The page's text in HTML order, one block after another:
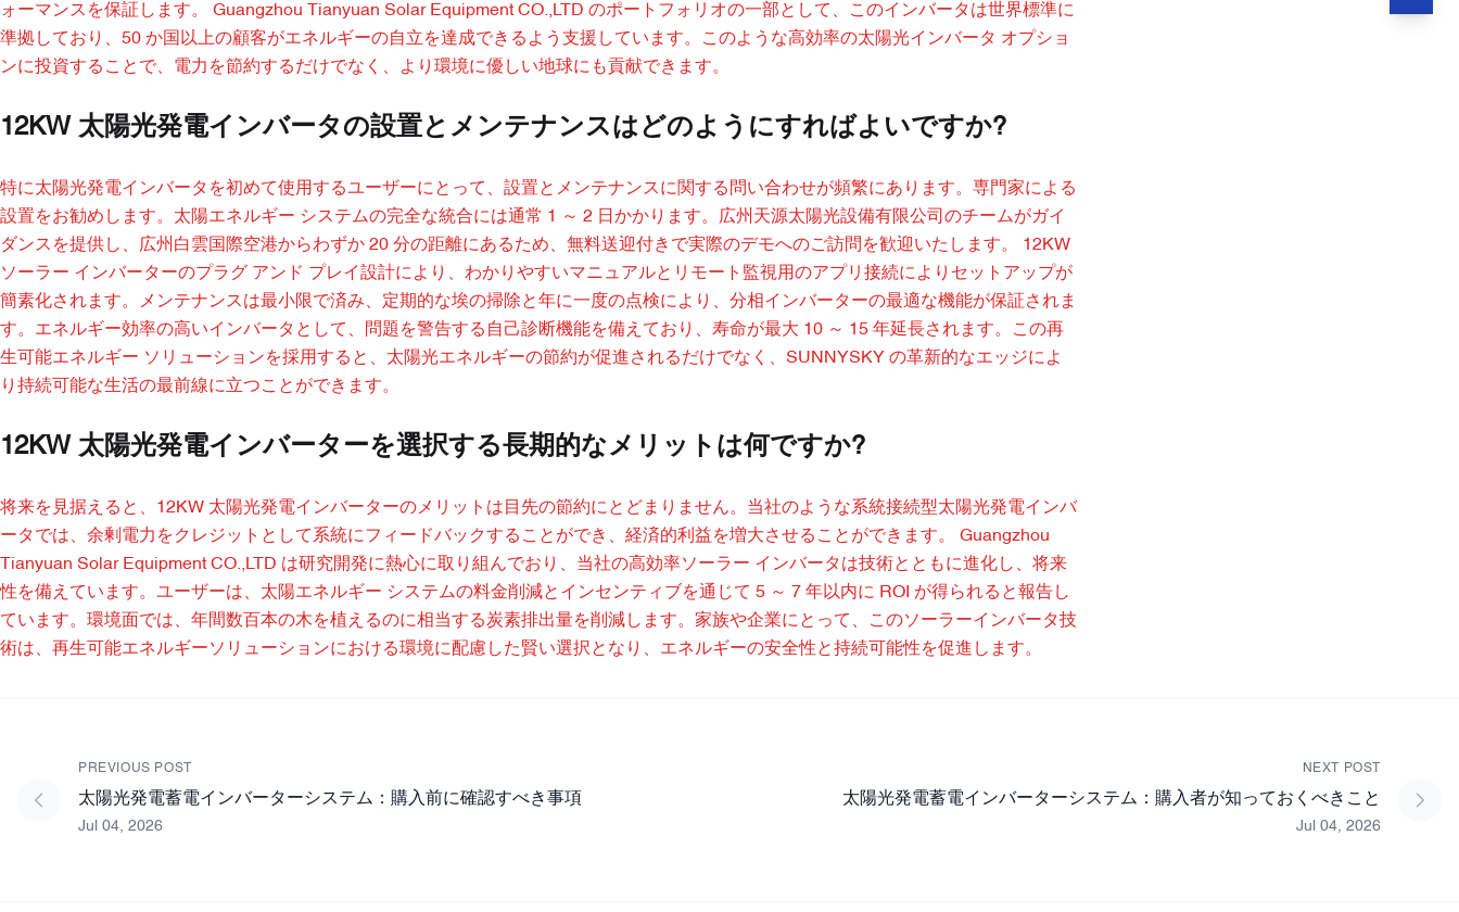
ォーマンスを保証します。 Guangzhou Tianyuan Solar Equipment CO.,LTD のポートフォリオの一部として、このインバータは世界標準に
準拠しており、50 か国以上の顧客がエネルギーの自立を達成できるよう支援しています。このような高効率の太陽光インバータ オプショ
ンに投資することで、電力を節約するだけでなく、より環境に優しい地球にも貢献できます。
12KW 太陽光発電インバータの設置とメンテナンスはどのようにすればよいですか?
特に太陽光発電インバータを初めて使用するユーザーにとって、設置とメンテナンスに関する問い合わせが頻繁にあります。専門家による
設置をお勧めします。太陽エネルギー システムの完全な統合には通常 1 ～ 2 日かかります。広州天源太陽光設備有限公司のチームがガイ
ダンスを提供し、広州白雲国際空港からわずか 20 分の距離にあるため、無料送迎付きで実際のデモへのご訪問を歓迎いたします。 12KW
ソーラー インバーターのプラグ アンド プレイ設計により、わかりやすいマニュアルとリモート監視用のアプリ接続によりセットアップが
簡素化されます。メンテナンスは最小限で済み、定期的な埃の掃除と年に一度の点検により、分相インバーターの最適な機能が保証されま
す。エネルギー効率の高いインバータとして、問題を警告する自己診断機能を備えており、寿命が最大 10 ～ 15 年延長されます。この再
生可能エネルギー ソリューションを採用すると、太陽光エネルギーの節約が促進されるだけでなく、SUNNYSKY の革新的なエッジによ
り持続可能な生活の最前線に立つことができます。
12KW 太陽光発電インバーターを選択する長期的なメリットは何ですか?
将来を見据えると、12KW 太陽光発電インバーターのメリットは目先の節約にとどまりません。当社のような系統接続型太陽光発電インバ
ータでは、余剰電力をクレジットとして系統にフィードバックすることができ、経済的利益を増大させることができます。 Guangzhou
Tianyuan Solar Equipment CO.,LTD は研究開発に熱心に取り組んでおり、当社の高効率ソーラー インバータは技術とともに進化し、将来
性を備えています。ユーザーは、太陽エネルギー システムの料金削減とインセンティブを通じて 5 ～ 7 年以内に ROI が得られると報告し
ています。環境面では、年間数百本の木を植えるのに相当する炭素排出量を削減します。家族や企業にとって、このソーラーインバータ技
術は、再生可能エネルギーソリューションにおける環境に配慮した賢い選択となり、エネルギーの安全性と持続可能性を促進します。
PREVIOUS POST
太陽光発電蓄電インバーターシステム：購入前に確認すべき事項
Jul 04, 2026
NEXT POST
太陽光発電蓄電インバーターシステム：購入者が知っておくべきこと
Jul 04, 2026